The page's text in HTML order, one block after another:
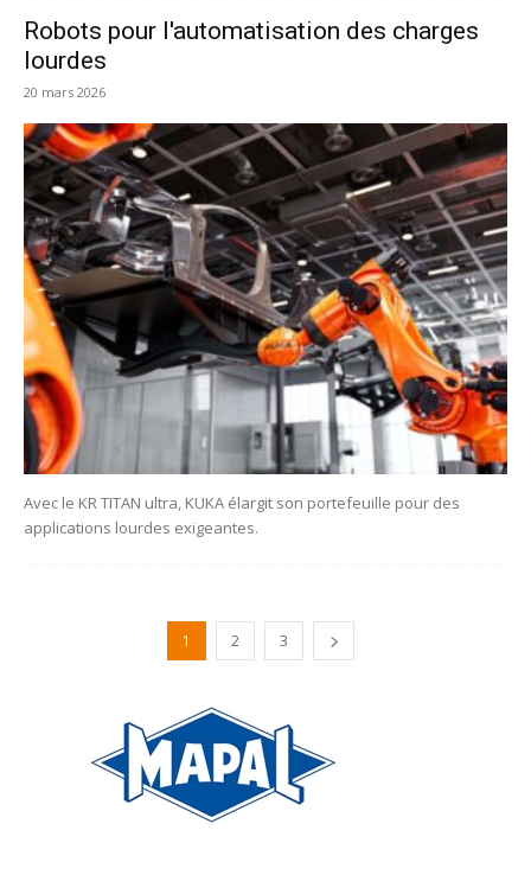
Robots pour l'automatisation des charges
lourdes
20 mars 2026
Avec le KR TITAN ultra, KUKA élargit son portefeuille pour des
applications lourdes exigeantes.
1 2 3